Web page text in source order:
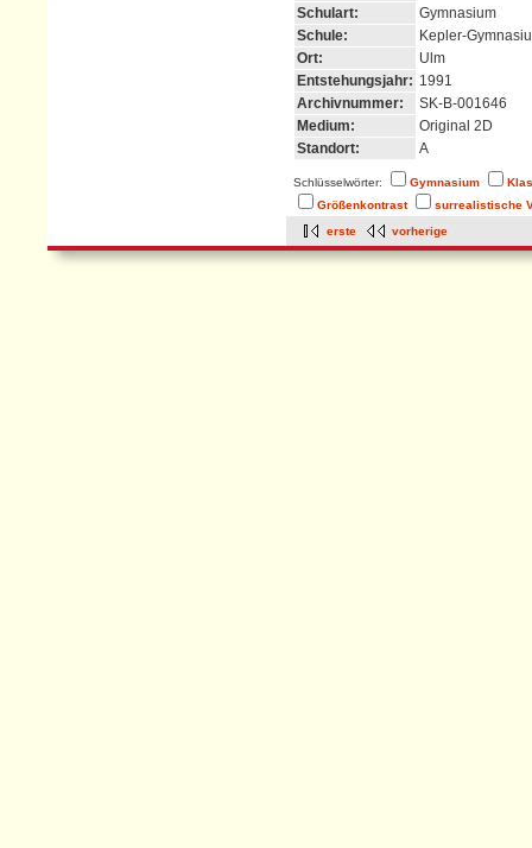
Schulart:
Gymnasium
Schule:
Kepler-
Ort:
Ulm
Entstehungsjahr: 1991
Archivnummer:
SK-B-001646
Medium:
Original 2D
Standort:
A
Schlüsselwörter: Gymnasium
Größenkontrast
surrealistische
erste
vorherige